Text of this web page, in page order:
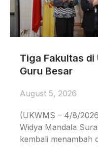
Tiga Fakultas di
Guru Besar
August 5, 2026
(UKWMS – 4/8/
Widya Mandala
kembali menambah